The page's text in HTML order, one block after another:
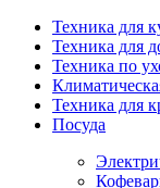
Техника для
Техника для
Техника по
Техника для
Посуда